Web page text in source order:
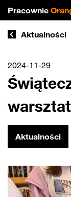
Pracownie
Aktualności
2024-11-29
Aktualności